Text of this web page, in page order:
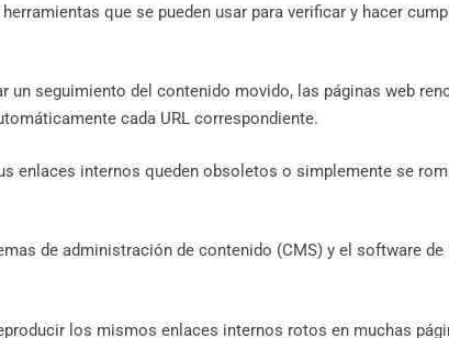
que se pueden usar para verificar y hacer
un seguimiento del contenido movido, las páginas web
cada URL correspondiente.
enlaces internos queden obsoletos o simplemente se
de administración de contenido (CMS) y el software de
los mismos enlaces internos rotos en muchas